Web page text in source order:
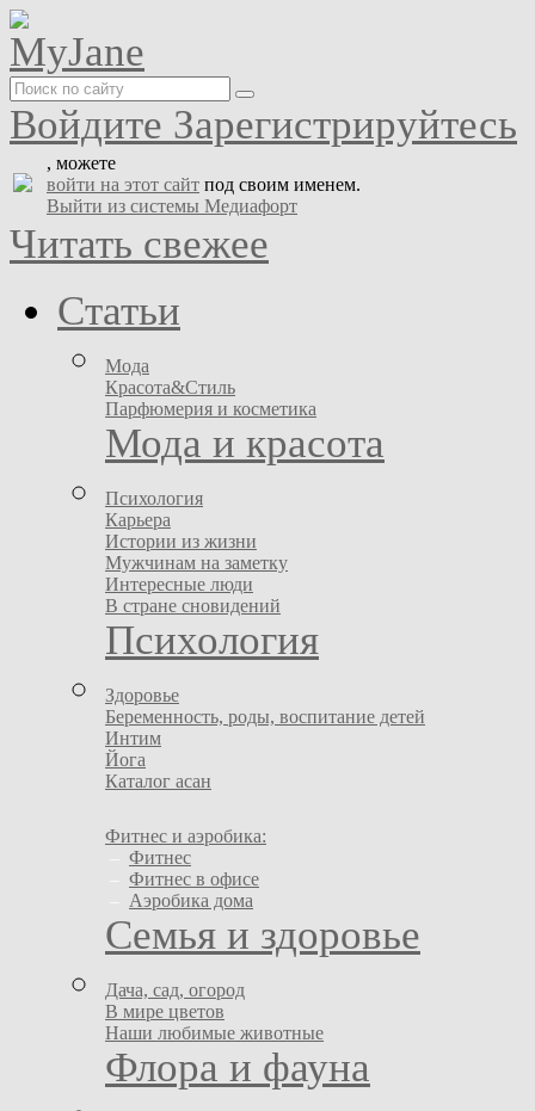
Войдите Зарегистрируйтесь
, можете
войти на этот сайт под своим именем.
Выйти из системы Медиафорт
Читать свежее
Статьи
Мода
Красота&Стиль
Парфюмерия и косметика
Мода и красота
Психология
Карьера
Истории из жизни
Мужчинам на заметку
Интересные люди
В стране сновидений
Психология
Здоровье
Беременность, роды, воспитание детей
Интим
Йога
Каталог асан
Фитнес и аэробика:
Фитнес
Фитнес в офисе
Аэробика дома
Семья и здоровье
Дача, сад, огород
В мире цветов
Наши любимые животные
Флора и фауна